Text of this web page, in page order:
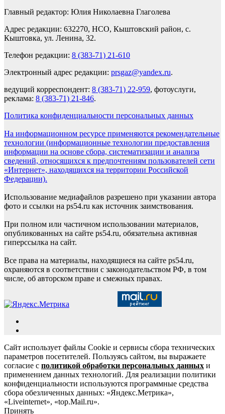
Главный редактор: Юлия Николаевна Глаголева
Адрес редакции: 632270, НСО, Кыштовский район, с.
Кыштовка, ул. Ленина, 32.
Телефон редакции: 8 (383-71) 21-610
Электронный адрес редакции: prsgaz@yandex.ru.
ведущий корреспондент: 8 (383-71) 22-959, фотоуслуги,
реклама: 8 (383-71) 21-846.
Политика конфиденциальности персональных данных
На информационном ресурсе применяются рекомендательные
технологии (информационные технологии предоставления
информации на основе сбора, систематизации и анализа
сведений, относящихся к предпочтениям пользователей сети
«Интернет», находящихся на территории Российской
Федерации).
Использование медиафайлов разрешено при указании автора
фото и ссылки на ps54.ru как источник заимствования.
При полном или частичном использовании материалов,
опубликованных на сайте ps54.ru, обязательна активная
гиперссылка на сайт.
Все права на материалы, находящиеся на сайте ps54.ru,
охраняются в соответствии с законодательством РФ, в том
числе, об авторском праве и смежных правах.
Сайт использует файлы Cookie и сервисы сбора технических
параметров посетителей. Пользуясь сайтом, вы выражаете
согласие с политикой обработки персональных данных и
применением данных технологий. Для реализации политики
конфиденциальности используются программные средства
сбора обезличенных данных: «Яндекс.Метрика»,
«Liveinternet», «top.Mail.ru».
Принять